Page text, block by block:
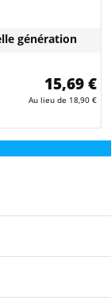
génération
15,69 €
Au lieu de 18,90 €